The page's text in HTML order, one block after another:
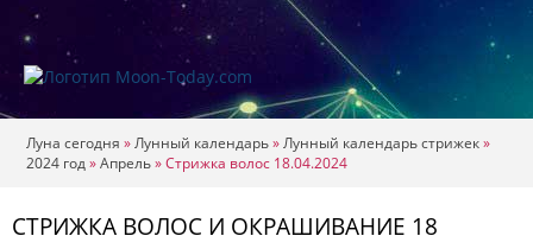
Луна сегодня »Лунный календарь»Лунный календарь стрижек»
2024 год»Апрель»Стрижка волос 18.04.2024
СТРИЖКА ВОЛОС И ОКРАШИВАНИЕ 18